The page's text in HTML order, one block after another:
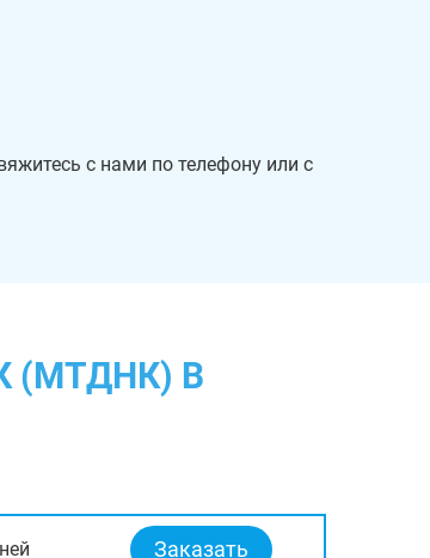
с нами по телефону или с
(МТДНК) В
Заказать